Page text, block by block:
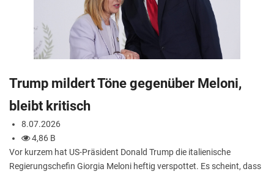
Trump mildert Töne gegenüber Meloni,
bleibt kritisch
8.07.2026
4,86 B
Vor kurzem hat US-Präsident Donald Trump die italienische
Regierungschefin Giorgia Meloni heftig verspottet. Es scheint, dass